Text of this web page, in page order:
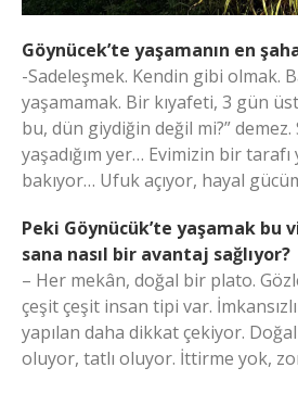
Göynücek’te yaşamanın en
-Sadeleşmek. Kendin gibi olmak.
yaşamamak. Bir kıyafeti, 3 gün
bu, dün giydiğin değil mi?”
yaşadığım yer… Evimizin bir
bakıyor… Ufuk açıyor, hayal
Peki Göynücük’te yaşamak bu
sana nasıl bir avantaj sağlıyor?
– Her mekân, doğal bir plato.
çeşit çeşit insan tipi var.
yapılan daha dikkat çekiyor.
oluyor, tatlı oluyor. İttirme yok,